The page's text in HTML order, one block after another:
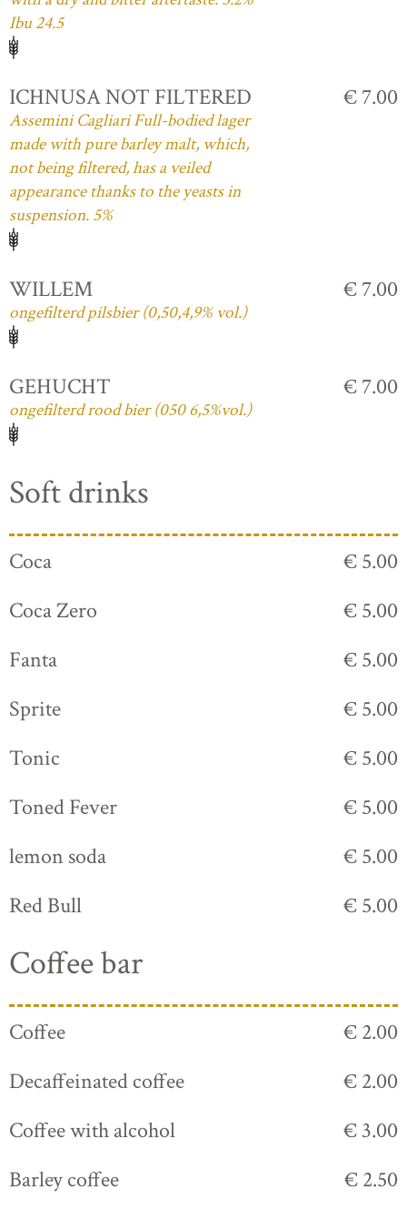
Ibu 24.5
ICHNUSA NOT FILTERED
Assemini Cagliari Full-bodied lager
made with pure barley malt, which,
not being filtered, has a veiled
appearance thanks to the yeasts in
suspension. 5%
€ 7.00
WILLEM
ongefilterd pilsbier (0,50,4,9% vol.)
€ 7.00
GEHUCHT
ongefilterd rood bier (050 6,5%vol.)
€ 7.00
Soft drinks
Coca
€ 5.00
Coca Zero
€ 5.00
Fanta
€ 5.00
Sprite
€ 5.00
Tonic
€ 5.00
Toned Fever
€ 5.00
lemon soda
€ 5.00
Red Bull
€ 5.00
Coffee bar
Coffee
€ 2.00
Decaffeinated coffee
€ 2.00
Coffee with alcohol
€ 3.00
Barley coffee
€ 2.50